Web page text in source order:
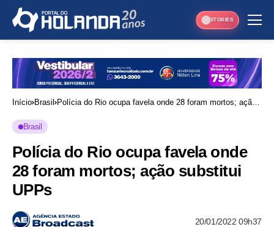
STORIES
Início Brasil
Polícia do Rio ocupa favela onde 28 foram mortos; ação
Brasil
Polícia do Rio ocupa favela onde
28 foram mortos; ação substitui
UPPs
20/01/2022 09h37